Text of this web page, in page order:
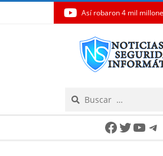
Así robaron 4 mil
Facebook
Twitter